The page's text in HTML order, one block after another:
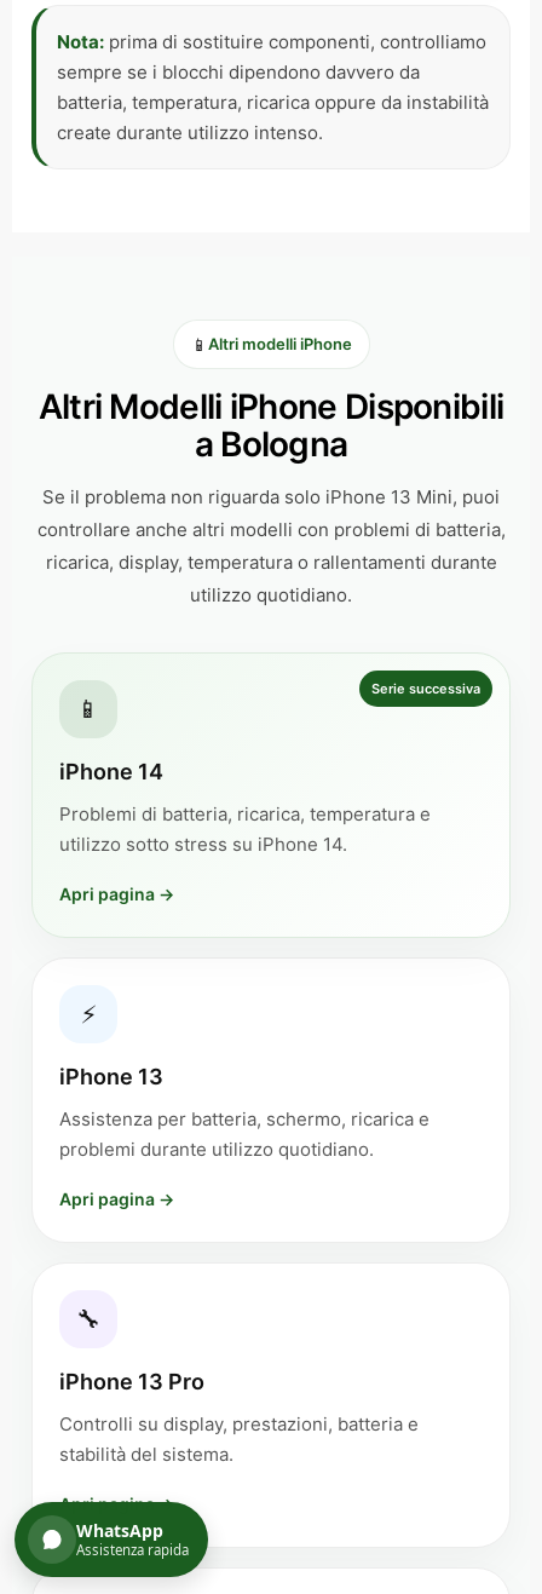
Nota: prima di sostituire componenti, controlliamo
sempre se i blocchi dipendono davvero da
batteria, temperatura, ricarica oppure da instabilità
create durante utilizzo intenso.
📱 Altri modelli iPhone
Altri Modelli iPhone Disponibili
a Bologna
Se il problema non riguarda solo iPhone 13 Mini, puoi
controllare anche altri modelli con problemi di batteria,
ricarica, display, temperatura o rallentamenti durante
utilizzo quotidiano.
Serie successiva
📱
iPhone 14
Problemi di batteria, ricarica, temperatura e
utilizzo sotto stress su iPhone 14.
Apri pagina →
⚡
iPhone 13
Assistenza per batteria, schermo, ricarica e
problemi durante utilizzo quotidiano.
Apri pagina →
🔧
iPhone 13 Pro
Controlli su display, prestazioni, batteria e
stabilità del sistema.
Apri pagina →
WhatsApp
Assistenza rapida